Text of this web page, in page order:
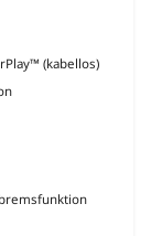
(kabellos)